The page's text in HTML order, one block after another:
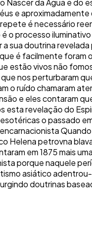
Nascer da Água e do
e
é necessário
o processo
a sua doutrina
é facilmente foram
estão vivos não
nos perturbaram
o ruído chamaram
e eles contaram
esta revelação do
o passado
Helena petrovna
em 1875 mais
porque naquele
asiático
doutrinas